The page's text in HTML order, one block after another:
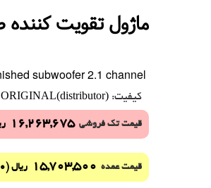
ماژول تقویت
subwoofer 2.1 channel
کیفیت: ORIGINAL(distributor)
قیمت تک فروشی16,263,675
قیمت عمده 15,703,500 ریال (10 به بالا)